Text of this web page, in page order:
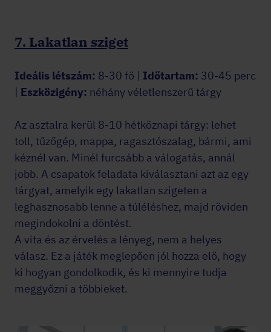
7. Lakatlan sziget
Ideális létszám: 8-30 fő | Időtartam: 30-45 perc
| Eszközigény: néhány véletlenszerű tárgy
Az asztalra kerül 8-10 hétköznapi tárgy: lehet
toll, tűzőgép, mappa, ragasztószalag, bármi, ami
kéznél van. Minél furcsább a válogatás, annál
jobb. A csapatok feladata kiválasztani azt az egy
tárgyat, amelyik egy lakatlan szigeten a
leghasznosabb lenne a túléléshez, majd röviden
megindokolni a döntést.
A vita és az érvelés a lényeg, nem a helyes
válasz. Ez a játék meglepően jól hozza elő, hogy
ki hogyan gondolkodik, és ki mennyire tudja
meggyőzni a többieket.